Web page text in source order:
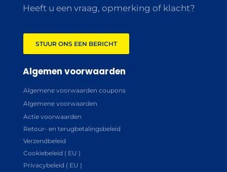
Heeft u een vraag, opmerking of klacht?
STUUR ONS EEN BERICHT
Algemen voorwaarden
Algemene voorwaarden coupons
Algemene voorwaarden
Actie voorwaarden
Retour- en terugbetalingsbeleid
Verzendbeleid
Cookiebeleid ( EU )
Privacybeleid ( EU )